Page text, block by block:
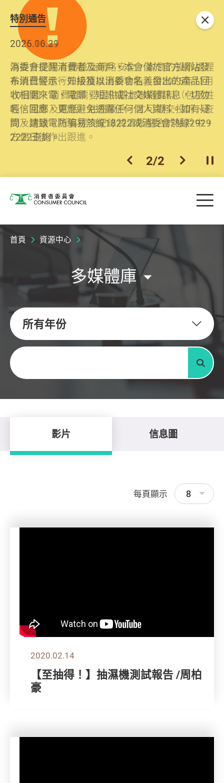
特別通告
2026.06.29
消委會提醒消費者及商戶，本會僅於官方網站發
布消費警示。如接獲以消委會名義發出的產品回
收相關來電、電郵、短訊或社交媒體訊息，切勿
輕信回應，更應避免透露任何個人資料。如有疑
問，請致電防騙易熱線18222或消委會熱線2929
2222查詢。
2025.10.31
為提升使用者體驗及網絡安全，本會的投訴處理
系統已經進行升級及推出新功能。由2025年11月
10日起，消費者需要提供基本聯絡資料（包括姓
名、電郵及電話）註冊帳戶，才可提交投訴、查
詢及建議。所有提交紀錄將清晰整合於帳戶中，
方便日後作出跟進。
上一個
2/2 下一個開
關閉
消費者委員會 目
首頁 資源中心
多媒體庫
所有年份
關鍵字
搜尋
影片 信息圖
每頁顯示 8
2020.02.14
【至抽得！】抽濕機測試報告 /周柏
豪